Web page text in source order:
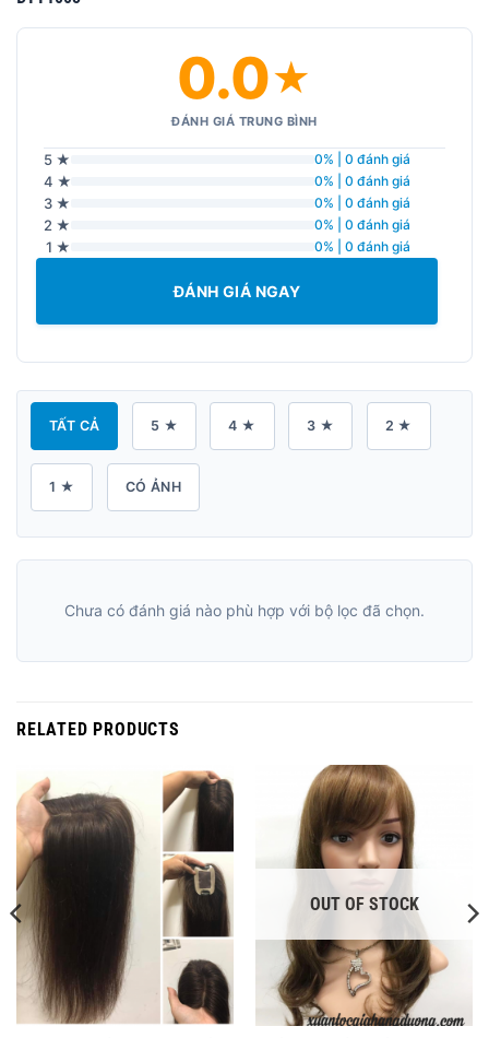
0.0★
ĐÁNH GIÁ TRUNG BÌNH
5 ★ 0% | 0 đánh giá
4 ★ 0% | 0 đánh giá
3 ★ 0% | 0 đánh giá
2 ★ 0% | 0 đánh giá
1 ★ 0% | 0 đánh giá
ĐÁNH GIÁ NGAY
TẤT CẢ 5 ★ 4 ★ 3 ★ 2 ★
1 ★ CÓ ẢNH
Chưa có đánh giá nào phù hợp với bộ lọc đã chọn.
RELATED PRODUCTS
OUT OF STOCK